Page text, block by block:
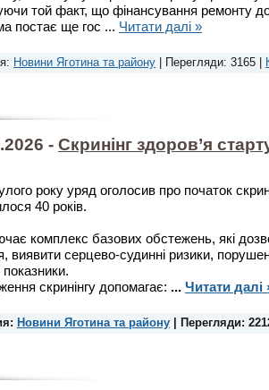
той факт, що фінансування ремонту
постає ще гос ... Читати далі »
Новини Яготина та району | Перегляди: 3165 |
- Скринінг здоров’я
року уряд оголосив про початок
40 років.
комплекс базових обстежень, які
виявити серцево-судинні ризики,
показники.
скринінгу допомагає: ... Читати далі
Новини Яготина та району | Перегляди: